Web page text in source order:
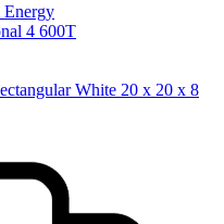
4 600T
White 20 x 20 x 8